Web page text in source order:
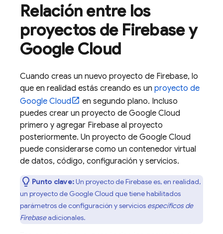
Relación entre los
proyectos de Firebase y
Google Cloud
Cuando creas un nuevo proyecto de Firebase, lo
que en realidad estás creando es un proyecto de
Google Cloud
en segundo plano. Incluso
puedes crear un proyecto de Google Cloud
primero y agregar Firebase al proyecto
posteriormente. Un proyecto de Google Cloud
puede considerarse como un contenedor virtual
de datos, código, configuración y servicios.
Punto clave:Un proyecto de Firebase es, en realidad,
un proyecto de Google Cloud que tiene habilitados
parámetros de configuración y servicios específicos de
Firebaseadicionales.